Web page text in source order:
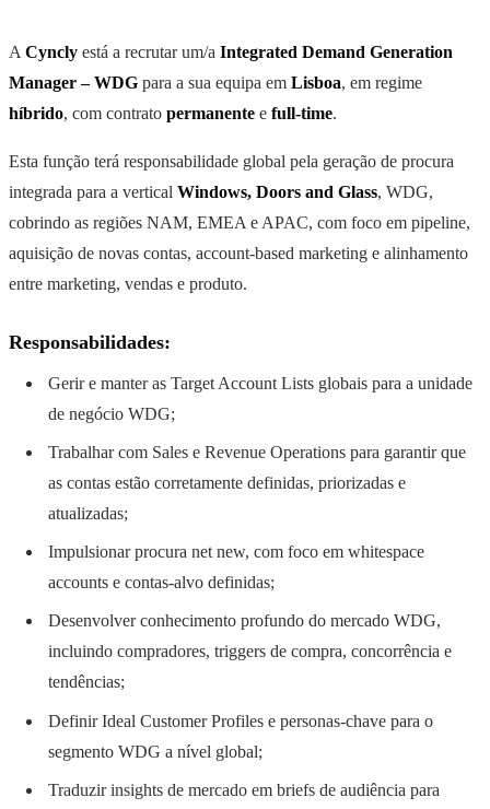
A Cyncly está a recrutar um/a Integrated Demand Generation
Manager – WDG para a sua equipa em Lisboa, em regime
híbrido, com contrato permanente e full-time.
Esta função terá responsabilidade global pela geração de procura
integrada para a vertical Windows, Doors and Glass, WDG,
cobrindo as regiões NAM, EMEA e APAC, com foco em pipeline,
aquisição de novas contas, account-based marketing e alinhamento
entre marketing, vendas e produto.
Responsabilidades:
Gerir e manter as Target Account Lists globais para a unidade
de negócio WDG;
Trabalhar com Sales e Revenue Operations para garantir que
as contas estão corretamente definidas, priorizadas e
atualizadas;
Impulsionar procura net new, com foco em whitespace
accounts e contas-alvo definidas;
Desenvolver conhecimento profundo do mercado WDG,
incluindo compradores, triggers de compra, concorrência e
tendências;
Definir Ideal Customer Profiles e personas-chave para o
segmento WDG a nível global;
Traduzir insights de mercado em briefs de audiência para